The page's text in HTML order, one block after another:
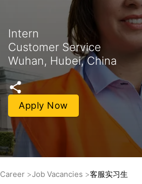
Intern
Customer Service
Wuhan, Hubei, China
Apply Now
Career Job Vacancies 客服实习生